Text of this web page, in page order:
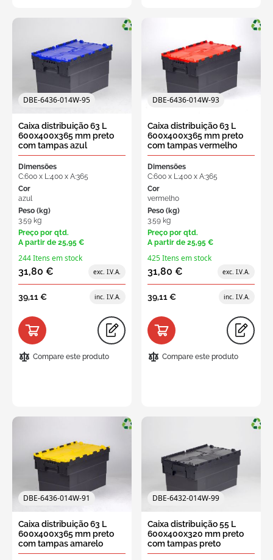
DBE-6436-014W-95
Caixa distribuição 63 L
600x400x365 mm preto
com tampas azul
Dimensões
C:600 x L:400 x A:365
Cor
azul
Peso (kg)
3.59 kg
Preço por qtd.
A partir de 25,95 €
244 Itens em stock
31,80 €
39,11 €
Compare este produto
DBE-6436-014W-93
Caixa distribuição 63 L
600x400x365 mm preto
com tampas vermelho
Dimensões
C:600 x L:400 x A:365
Cor
vermelho
Peso (kg)
3.59 kg
Preço por qtd.
A partir de 25,95 €
425 Itens em stock
31,80 €
39,11 €
Compare este produto
DBE-6436-014W-91
Caixa distribuição 63 L
600x400x365 mm preto
com tampas amarelo
DBE-6432-014W-99
Caixa distribuição 55 L
600x400x320 mm preto
com tampas preto